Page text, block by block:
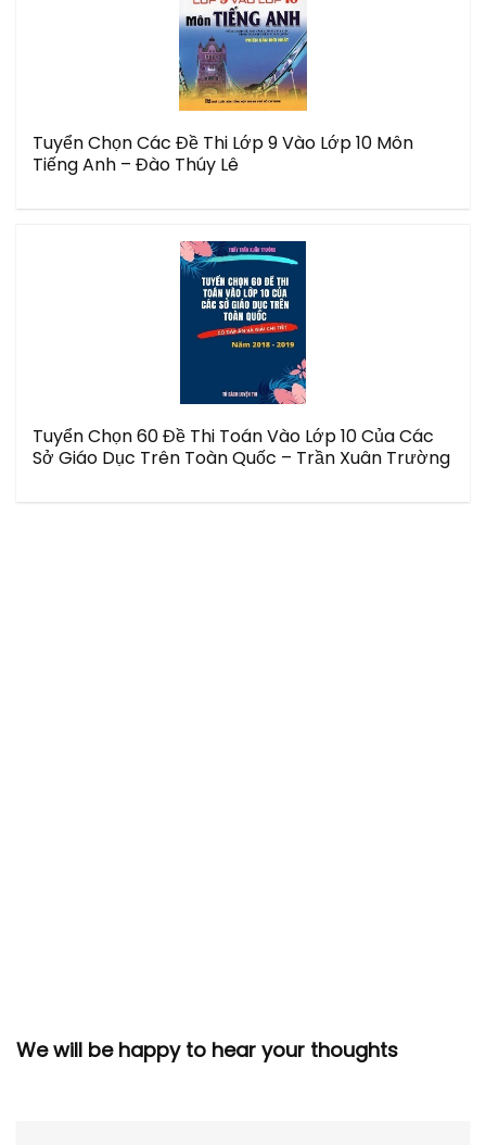
Tuyển Chọn Các Đề Thi Lớp 9 Vào Lớp 10 Môn
Tiếng Anh – Đào Thúy Lê
Tuyển Chọn 60 Đề Thi Toán Vào Lớp 10 Của Các
Sở Giáo Dục Trên Toàn Quốc – Trần Xuân Trường
We will be happy to hear your thoughts